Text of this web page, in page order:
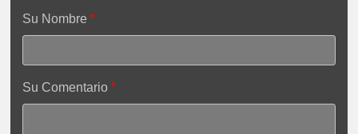
Su Nombre
Su Comentario